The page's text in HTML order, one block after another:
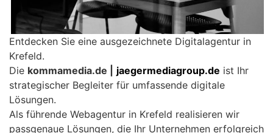
Entdecken Sie eine ausgezeichnete Digitalagentur in
Krefeld.
Die kommamedia.de | jaegermediagroup.de ist Ihr
strategischer Begleiter für umfassende digitale
Lösungen.
Als führende Webagentur in Krefeld realisieren wir
passgenaue Lösungen, die Ihr Unternehmen erfolgreich